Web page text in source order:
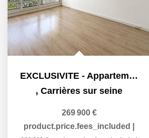
,Houilles
389 000 €
product.price.fees_included